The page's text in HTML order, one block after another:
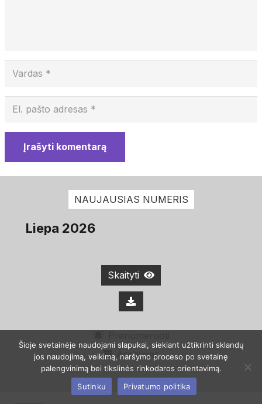
Įrašyti komentarą
NAUJAUSIAS NUMERIS
Liepa 2026
Skaityti
Archyvas
Šioje svetainėje naudojami slapukai, siekiant užtikrinti sklandų
jos naudojimą, veikimą, naršymo proceso po svetainę
palengvinimą bei tikslinės rinkodaros orientavimą.
Sutinku
Privatumo politika